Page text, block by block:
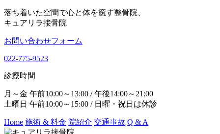
落ち着いた空間で心と体を癒す整骨院、
キュアリラ接骨院
お問い合わせフォーム
022-775-9523
診療時間
月～金 午前10:00～13:00 / 午後14:00～21:00
土曜日 午前10:00～15:00 / 日曜・祝日は休診
Home 施術 & 料金 院紹介 交通事故 Q & A